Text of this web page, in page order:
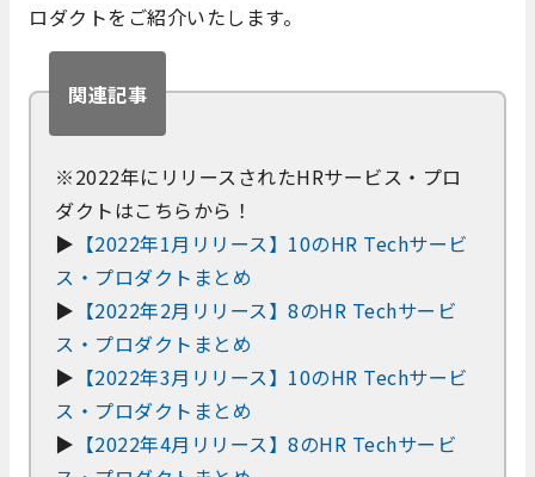
ロダクトをご紹介いたします。
関連記事
※2022年にリリースされたHRサービス・プロ
ダクトはこちらから！
▶ 【2022年1月リリース】10のHR Techサービ
ス・プロダクトまとめ
▶ 【2022年2月リリース】8のHR Techサービ
ス・プロダクトまとめ
▶ 【2022年3月リリース】10のHR Techサービ
ス・プロダクトまとめ
▶ 【2022年4月リリース】8のHR Techサービ